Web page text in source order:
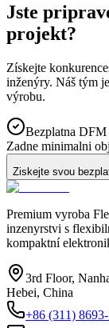
Jste
projekt?
Získejte
inženýry. Náš tým
výrobu.
Bezplatna DFM
Zadne minimalni
Ziskejte svou
Premium vyroba
inzenyrstvi s
kompaktní
3rd Floor,
Hebei, China
+86 (311) 8693-